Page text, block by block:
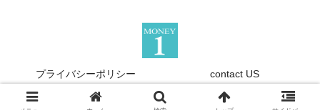
プライバシーポリシー contact US
Copyright © 2013-2026 『Money1』 All Rights Reserved.